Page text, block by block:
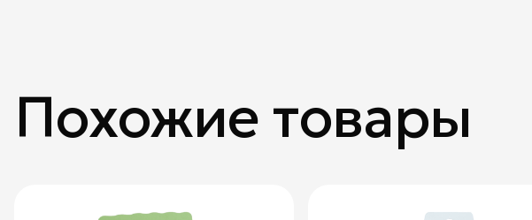
Похожие товары